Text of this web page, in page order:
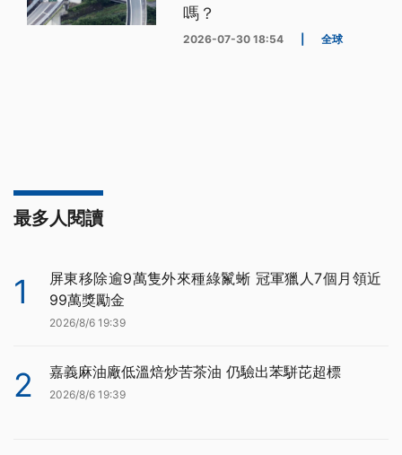
嗎？
2026-07-30 18:54 全球
最多人閱讀
1
屏東移除逾9萬隻外來種綠鬣蜥 冠軍獵人7個月領近
99萬獎勵金
2026/8/6 19:39
2 嘉義麻油廠低溫焙炒苦茶油 仍驗出苯駢芘超標
2026/8/6 19:39